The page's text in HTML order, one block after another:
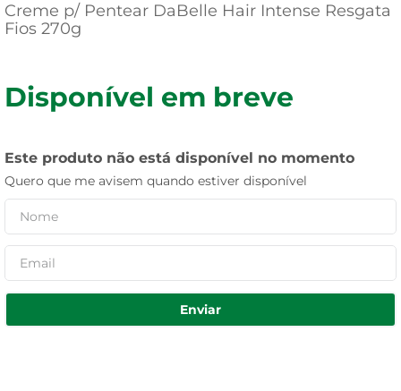
Creme p/ Pentear DaBelle Hair Intense Resgata
Fios 270g
Disponível em breve
Este produto não está disponível no momento
Quero que me avisem quando estiver disponível
Enviar